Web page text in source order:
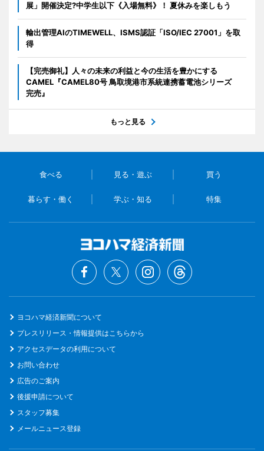
展」開催決定?中学生以下《入場無料》！ 夏休みを楽しもう
輸出管理AIのTIMEWELL、ISMS認証「ISO/IEC 27001」を取
得
【完売御礼】人々の未来の利益と今の生活を豊かにする
CAMEL『CAMEL80号 鳥取境港市系統連携蓄電池シリーズ
完売』
もっと見る
食べる 見る・遊ぶ 買う
暮らす・働く 学ぶ・知る 特集
ヨコハマ経済新聞について
プレスリリース・情報提供はこちらから
アクセスデータの利用について
お問い合わせ
広告のご案内
後援申請について
スタッフ募集
メールニュース登録